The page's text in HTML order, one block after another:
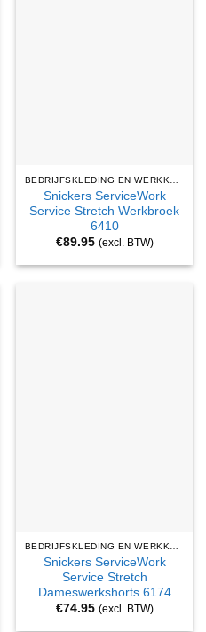
Snickers ServiceWork
Service Stretch Werkbroek
6410
€89.95 (excl. BTW)
Snickers ServiceWork
Service Stretch
Dameswerkshorts 6174
€74.95 (excl. BTW)